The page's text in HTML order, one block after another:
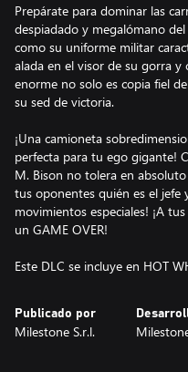
Prepárate para dominar las
despiadado y megalómano
como su uniforme militar
alada en el visor de su gorra y
enorme no solo es copia fiel
su sed de victoria.
¡Una camioneta
perfecta para tu ego gigante!
M. Bison no tolera en absoluto
tus oponentes quién es el jefe
movimientos especiales! ¡A
un GAME OVER!
Este DLC se incluye en HOT
Publicado por
Milestone S.r.l.